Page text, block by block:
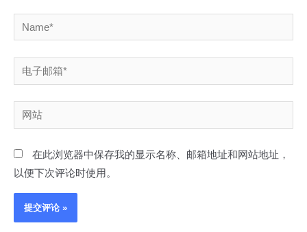
Name*
电
子
邮
箱
网
站
在此浏览器中保存我的显示名称、邮箱地址和网站地址，
以便下次评论时使用。